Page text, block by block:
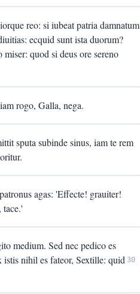
reo: si iubeat patria damnatum
ecquid sunt ista duorum?
quod si deus ore sereno
rogo, Galla, nega.
sputa subinde sinus, iam te rem
agas: 'Effecte! grauiter!
medium. Sed nec pedico es
nihil es fateor, Sextille: quid 30